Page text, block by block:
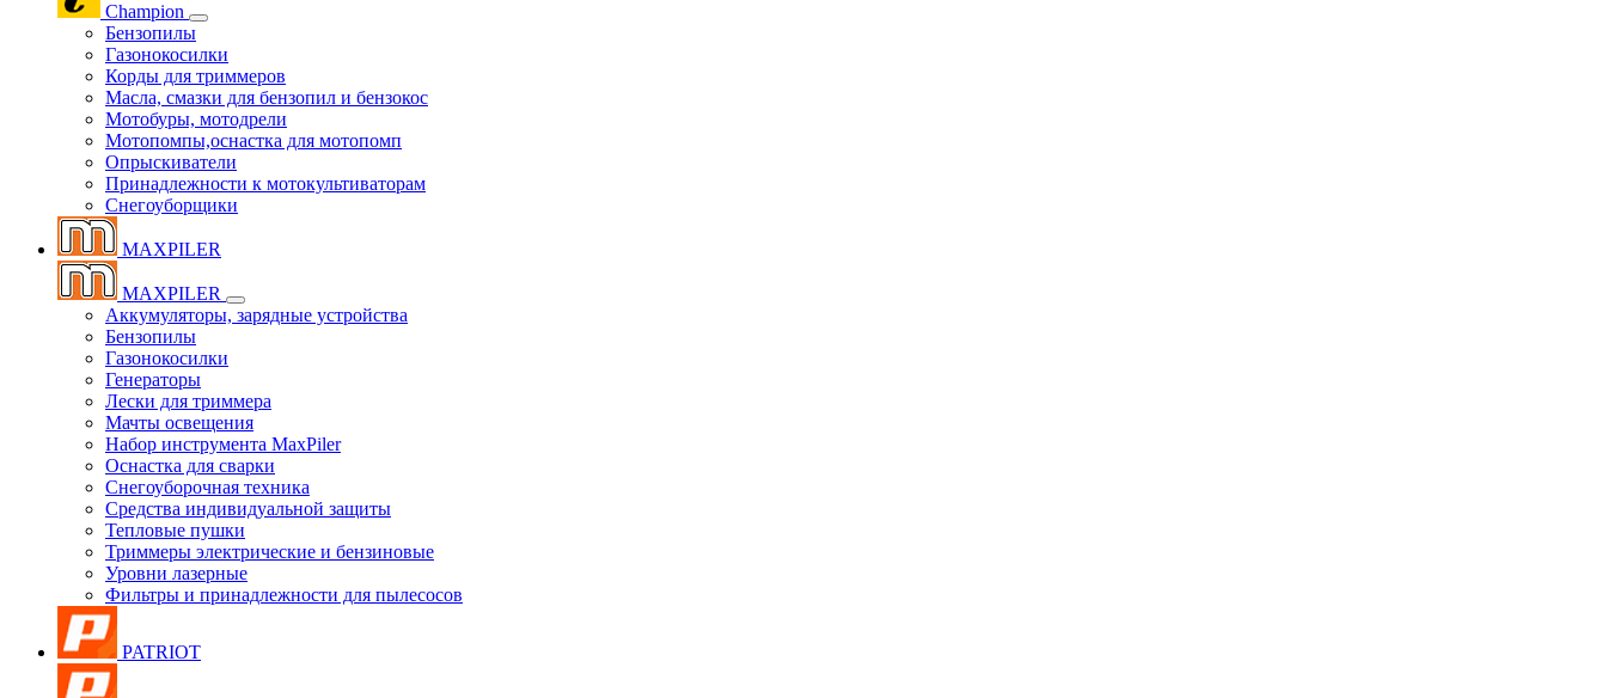
Champion
Бензопилы
Газонокосилки
Корды для триммеров
Масла, смазки для бензопил и бензокос
Мотобуры, мотодрели
Мотопомпы,оснастка для мотопомп
Опрыскиватели
Принадлежности к мотокультиваторам
Снегоуборщики
MAXPILER
MAXPILER
Аккумуляторы, зарядные устройства
Бензопилы
Газонокосилки
Генераторы
Лески для триммера
Мачты освещения
Набор инструмента MaxPiler
Оснастка для сварки
Снегоуборочная техника
Средства индивидуальной защиты
Тепловые пушки
Триммеры электрические и бензиновые
Уровни лазерные
Фильтры и принадлежности для пылесосов
PATRIOT